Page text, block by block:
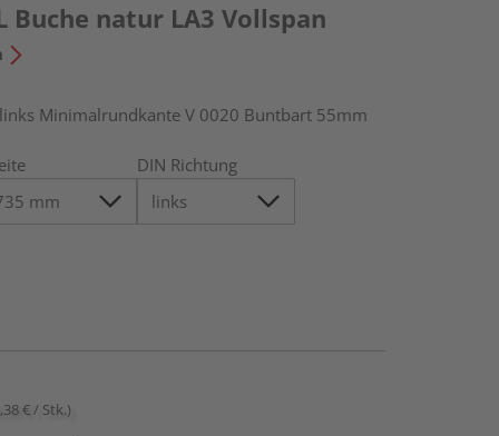
Buche natur LA3 Vollspan
Minimalrundkante V 0020 Buntbart 55mm
DIN Richtung
€ / Stk.)